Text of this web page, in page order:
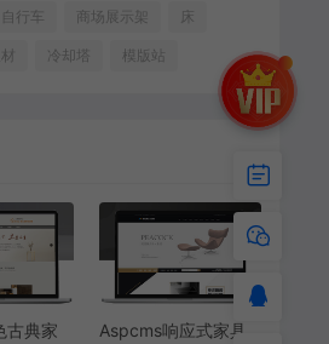
自行车 商场展示架 床
冷却塔 模版站
古典家
Aspcms响应式家具